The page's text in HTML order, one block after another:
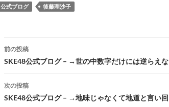
公式ブログ 後藤理沙子
投
稿
ナ
ビ
前の投稿
SKE48公式ブログ – →世の中数字だけには逆らえ
次の投稿
SKE48公式ブログ – →地味じゃなくて地道と言い回